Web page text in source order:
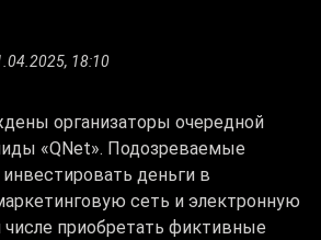
18:10
организаторы очередной
«QNet». Подозреваемые
деньги в
сеть и электронную
приобретать фиктивные